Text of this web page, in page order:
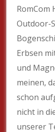
RomCom
Outdoor-
Erbsen
und
meinen,
schon
nicht in
unserer